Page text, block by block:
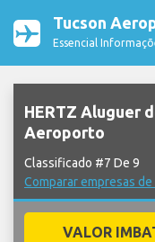
Tucson
Essencial
HERTZ Aluguer
Aeroporto
Classificado #7 De 9
Comparar empresas
VALOR